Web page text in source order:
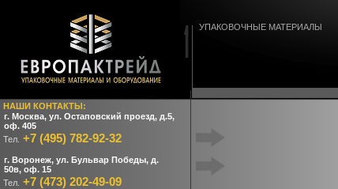
НАШИ КОНТАКТЫ:
г. Москва, ул. Остаповский проезд, д.5,
оф. 405
Тел. +7 (495) 782-92-32
г. Воронеж, ул. Бульвар Победы, д.
50в, оф. 15
Тел. +7 (473) 202-49-09
УПАКОВОЧНЫЕ МАТЕРИАЛЫ